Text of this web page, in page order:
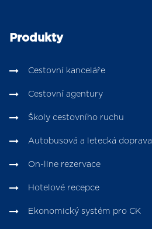
Produkty
Cestovní kanceláře
Cestovní agentury
Školy cestovního ruchu
Autobusová a letecká doprava
On-line rezervace
Hotelové recepce
Ekonomický systém pro CK